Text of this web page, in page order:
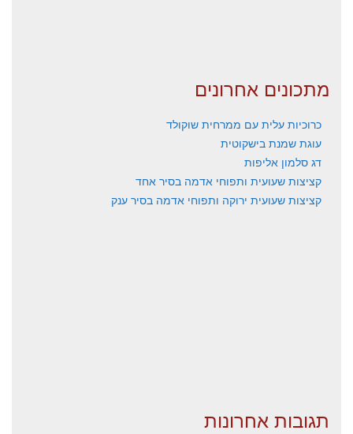
מתכונים אחרונים
כרוכיות עלית עם ממרחית שוקולד
עוגת שמנת בישקוטית
דג סלמון אליפות
קציצות שעועית ותפוחי אדמה בסיר אחד
קציצות שעועית ירוקה ותפוחי אדמה בסיר ענק
תגובות אחרונות